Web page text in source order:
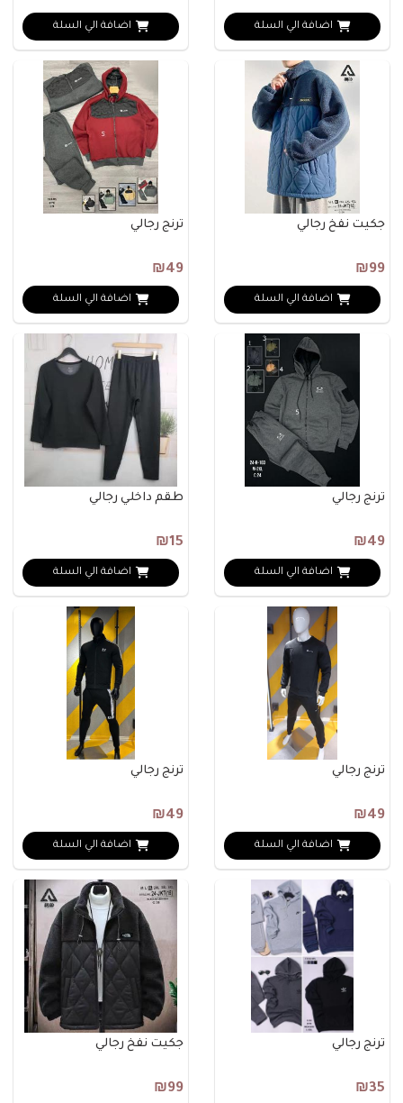
اضافة الي السلة اضافة الي السلة
جكيت نفخ رجالي
₪99
اضافة الي السلة
ترنج رجالي
₪49
اضافة الي السلة
ترنج رجالي
₪49
اضافة الي السلة
طقم داخلي رجالي
₪15
اضافة الي السلة
ترنج رجالي
₪49
اضافة الي السلة
ترنج رجالي
₪49
اضافة الي السلة
ترنج رجالي
₪35
جكيت نفخ رجالي
₪99